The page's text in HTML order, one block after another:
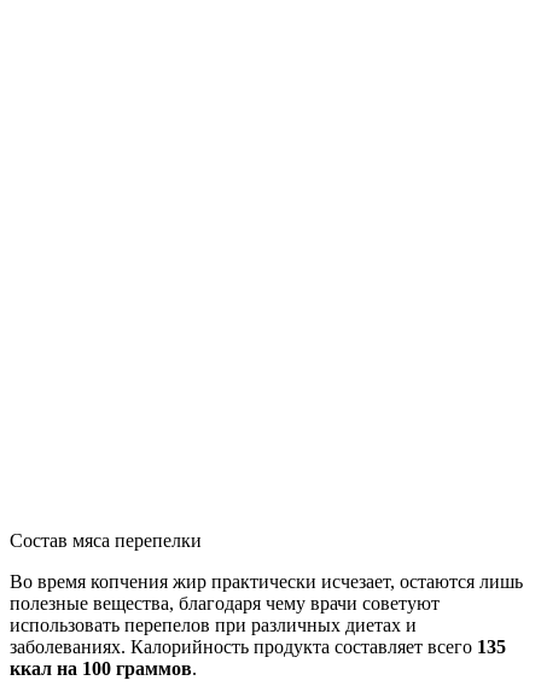
Состав мяса перепелки
Во время копчения жир практически исчезает, остаются лишь
полезные вещества, благодаря чему врачи советуют
использовать перепелов при различных диетах и
заболеваниях. Калорийность продукта составляет всего 135
ккал на 100 граммов.